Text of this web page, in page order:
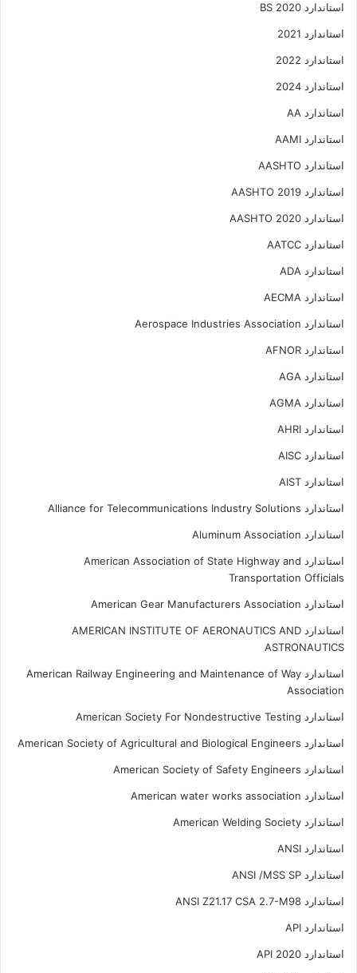
استاندارد 2020 BS
استاندارد 2021
استاندارد 2022
استاندارد 2024
استاندارد AA
استاندارد AAMI
استاندارد AASHTO
استاندارد AASHTO 2019
استاندارد AASHTO 2020
استاندارد AATCC
استاندارد ADA
استاندارد AECMA
استاندارد Aerospace Industries Association
استاندارد AFNOR
استاندارد AGA
استاندارد AGMA
استاندارد AHRI
استاندارد AISC
استاندارد AIST
استاندارد Alliance for Telecommunications Industry Solutions
استاندارد Aluminum Association
استاندارد American Association of State Highway and
Transportation Officials
استاندارد American Gear Manufacturers Association
استاندارد AMERICAN INSTITUTE OF AERONAUTICS AND
ASTRONAUTICS
استاندارد American Railway Engineering and Maintenance of Way
Association
استاندارد American Society For Nondestructive Testing
استاندارد American Society of Agricultural and Biological Engineers
استاندارد American Society of Safety Engineers
استاندارد American water works association
استاندارد American Welding Society
استاندارد ANSI
استاندارد ANSI /MSS SP
استاندارد ANSI Z21.17 CSA 2.7-M98
استاندارد API
استاندارد API 2020